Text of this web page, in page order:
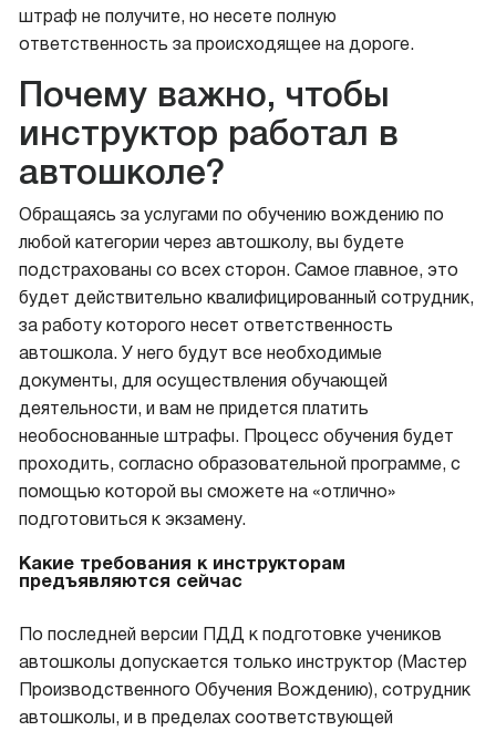
штраф не получите, но несете полную
ответственность за происходящее на дороге.
Почему важно, чтобы
инструктор работал в
автошколе?
Обращаясь за услугами по обучению вождению по
любой категории через автошколу, вы будете
подстрахованы со всех сторон. Самое главное, это
будет действительно квалифицированный сотрудник,
за работу которого несет ответственность
автошкола. У него будут все необходимые
документы, для осуществления обучающей
деятельности, и вам не придется платить
необоснованные штрафы. Процесс обучения будет
проходить, согласно образовательной программе, с
помощью которой вы сможете на «отлично»
подготовиться к экзамену.
Какие требования к инструкторам
предъявляются сейчас
По последней версии ПДД к подготовке учеников
автошколы допускается только инструктор (Мастер
Производственного Обучения Вождению), сотрудник
автошколы, и в пределах соответствующей